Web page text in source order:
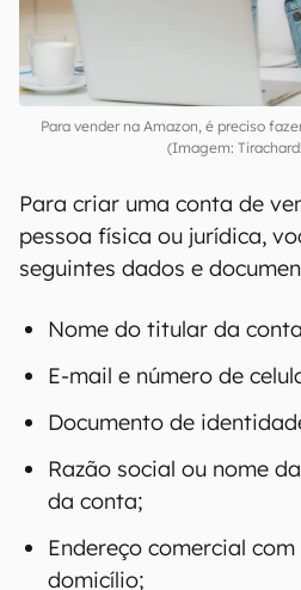
negócio através do envio
(Imagem:
Para criar uma conta de
pessoa física ou jurídica,
seguintes dados e